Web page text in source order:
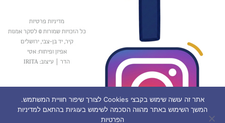
מדיניות פרטיות
כל הזכויות שמורות © לסקר אמנות
קיר, יד בן-צבי, ירושלים
אפיון ופיתוח: אטי
הדר
עיצוב: IRITA
אתר זה עושה שימוש בקבצי Cookies לצורך שיפור חוויית המשתמש.
המשך השימוש באתר מהווה הסכמה לשימוש בעוגיות בהתאם למדיניות
הפרטיות